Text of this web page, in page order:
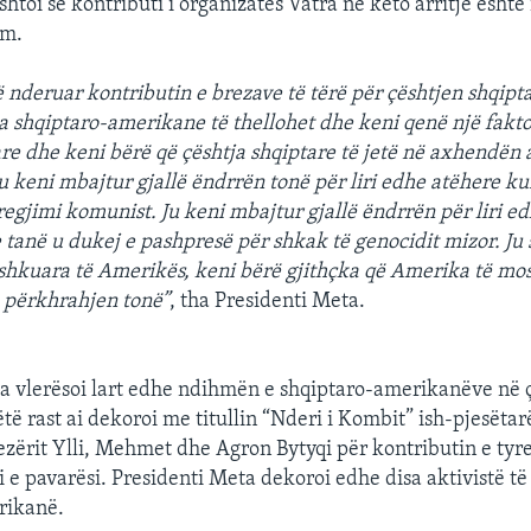
se kontributi i organizatës Vatra në këto arritje është
nderuar kontributin e brezave të tërë për çështjen
shqiptaro-amerikane të thellohet dhe keni qenë një
dhe keni bërë që çështja shqiptare të jetë në axhendën
keni mbajtur gjallë ëndrrën tonë për liri edhe atëhere
komunist. Ju keni mbajtur gjallë ëndrrën për liri
tanë u dukej e pashpresë për shkak të genocidit mizor. Ju
të Amerikës, keni bërë gjithçka që Amerika të
tonë”, tha Presidenti Meta.
vlerësoi lart edhe ndihmën e shqiptaro-amerikanëve në
rast ai dekoroi me titullin “Nderi i Kombit” ish-
Ylli, Mehmet dhe Agron Bytyqi për kontributin e
e pavarësi. Presidenti Meta dekoroi edhe disa aktivistë